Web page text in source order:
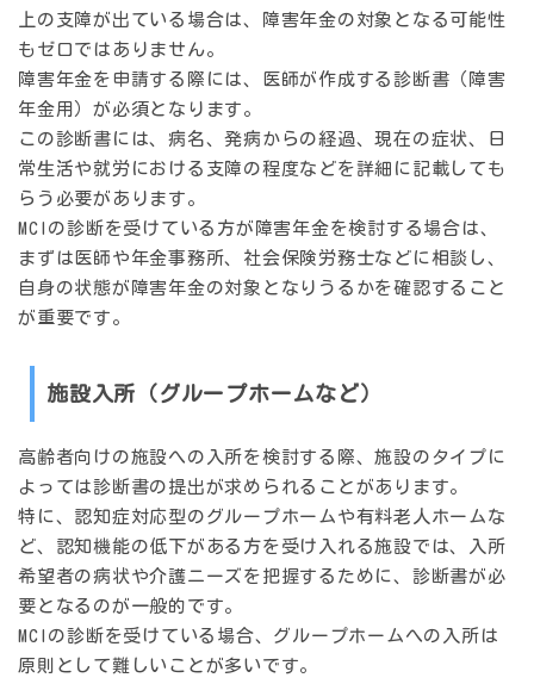
上の支障が出ている場合は、障害年金の対象となる可能性
もゼロではありません。
障害年金を申請する際には、医師が作成する 診断書（障害
年金用） が必須となります。
この診断書には、病名、発病からの経過、現在の症状、日
常生活や就労における支障の程度などを詳細に記載しても
らう必要があります。
MCIの診断を受けている方が障害年金を検討する場合は、
まずは医師や年金事務所、社会保険労務士などに相談し、
自身の状態が障害年金の対象となりうるかを確認すること
が重要です。
施設入所（グループホームなど）
高齢者向けの施設への入所を検討する際、施設のタイプに
よっては診断書の提出が求められることがあります。
特に、認知症対応型のグループホームや有料老人ホームな
ど、認知機能の低下がある方を受け入れる施設では、入所
希望者の病状や介護ニーズを把握するために、診断書が必
要となるのが一般的です。
MCIの診断を受けている場合、グループホームへの入所は
原則として難しいことが多いです。